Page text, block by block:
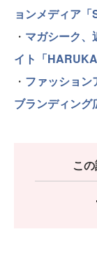
ョンメディア
・ マガシーク、
イト「
・ ファッション
ブランディング
こ